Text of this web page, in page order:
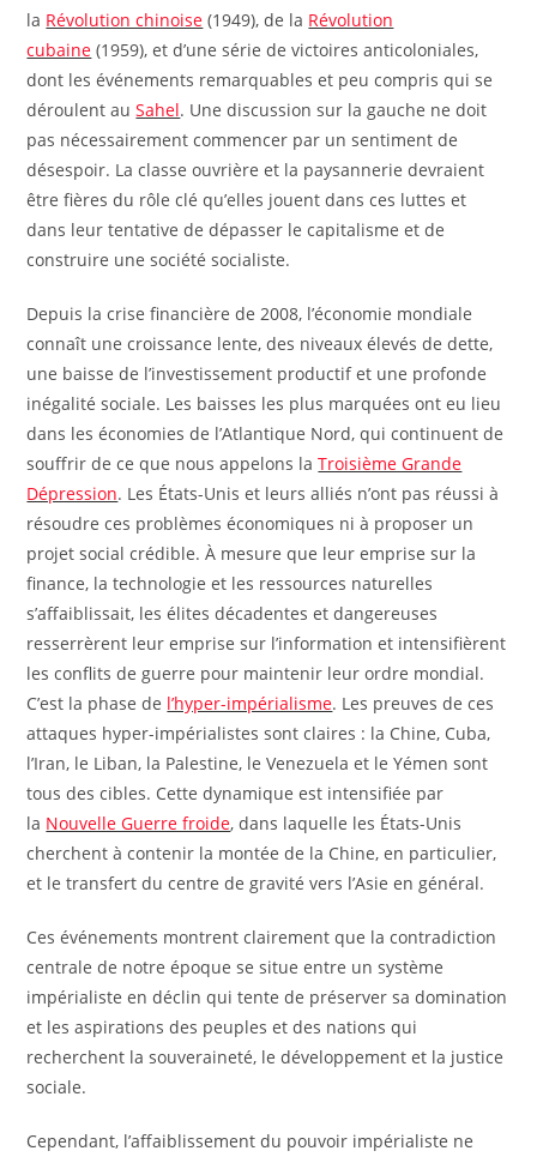
la Révolution chinoise (1949), de la Révolution
cubaine (1959), et d’une série de victoires anticoloniales,
dont les événements remarquables et peu compris qui se
déroulent auSahel. Une discussion sur la gauche ne doit
pas nécessairement commencer par un sentiment de
désespoir. La classe ouvrière et la paysannerie devraient
être fières du rôle clé qu’elles jouent dans ces luttes et
dans leur tentative de dépasser le capitalisme et de
construire une société socialiste.
Depuis la crise financière de 2008, l’économie mondiale
connaît une croissance lente, des niveaux élevés de dette,
une baisse de l’investissement productif et une profonde
inégalité sociale. Les baisses les plus marquées ont eu lieu
dans les économies de l’Atlantique Nord, qui continuent de
souffrir de ce que nous appelons laTroisième Grande
Dépression. Les États-Unis et leurs alliés n’ont pas réussi à
résoudre ces problèmes économiques ni à proposer un
projet social crédible. À mesure que leur emprise sur la
finance, la technologie et les ressources naturelles
s’affaiblissait, les élites décadentes et dangereuses
resserrèrent leur emprise sur l’information et intensifièrent
les conflits de guerre pour maintenir leur ordre mondial.
C’est la phase de l’hyper-impérialisme. Les preuves de ces
attaques hyper-impérialistes sont claires : la Chine, Cuba,
l’Iran, le Liban, la Palestine, le Venezuela et le Yémen sont
tous des cibles. Cette dynamique est intensifiée par
la Nouvelle Guerre froide, dans laquelle les États-Unis
cherchent à contenir la montée de la Chine, en particulier,
et le transfert du centre de gravité vers l’Asie en général.
Ces événements montrent clairement que la contradiction
centrale de notre époque se situe entre un système
impérialiste en déclin qui tente de préserver sa domination
et les aspirations des peuples et des nations qui
recherchent la souveraineté, le développement et la justice
sociale.
Cependant, l’affaiblissement du pouvoir impérialiste ne